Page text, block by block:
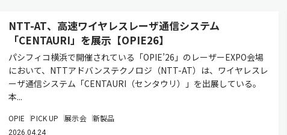
NTT-AT、高速ワイヤレスレーザ通信システム
「CENTAURI」を展示【OPIE26】
パシフィコ横浜で開催されている「OPIE’26」のレーザーEXPO会場
において、NTTアドバンステクノロジ（NTT-AT）は、ワイヤレスレ
ーザ通信システム「CENTAURI（センタウリ）」を出展している。
本...
OPIE PICK UP 展示会 新製品
2026.04.24